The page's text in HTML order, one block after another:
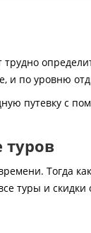
и по уровню
путевку с
туров
Тогда
туры и скидки